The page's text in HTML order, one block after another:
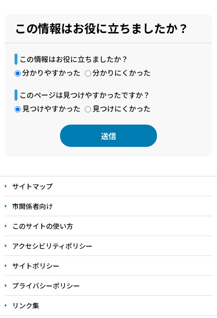
この情報はお役に立ちましたか？
この情報はお役に立ちましたか？
分かりやすかった
分かりにくかった
このページは見つけやすかったですか？
見つけやすかった
見つけにくかった
文
こ
こ
ま
で
サイトマップ
市関係者向け
このサイトの使い方
アクセシビリティポリシー
サイトポリシー
プライバシーポリシー
リンク集